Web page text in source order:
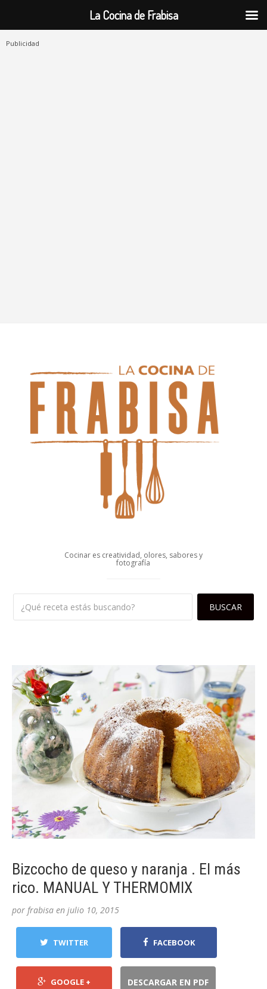
Publicidad
Cocinar es creatividad, olores, sabores y
fotografía
Bizcocho de queso y naranja . El más
rico. MANUAL Y THERMOMIX
por frabisa en julio 10, 2015
TWITTER FACEBOOK
GOOGLE + DESCARGAR EN PDF
La Cocina de Frabisa